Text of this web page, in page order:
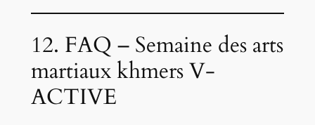
12. FAQ – Semaine des arts
martiaux khmers V-
ACTIVE